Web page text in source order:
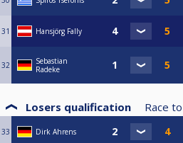
31 Hansjörg Fally
32
Sebastian
Radeke
Losers qualification Race to
33 Dirk Ahrens